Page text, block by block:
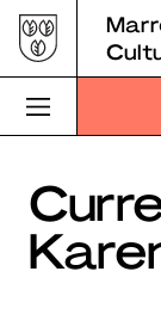
Skip
to
content
Bezoek